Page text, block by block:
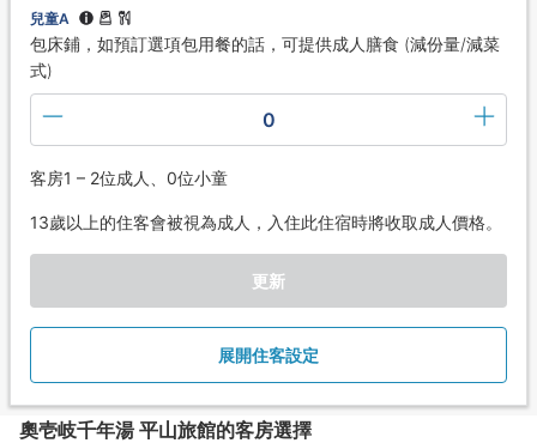
兒童A
包床鋪，如預訂選項包用餐的話，可提供成人膳食 (減份量/減菜
式)
0
客房1 – 2位成人、0位小童
13歲以上的住客會被視為成人，入住此住宿時將收取成人價格。
更新
展開住客設定
奧壱岐千年湯 平山旅館的客房選擇